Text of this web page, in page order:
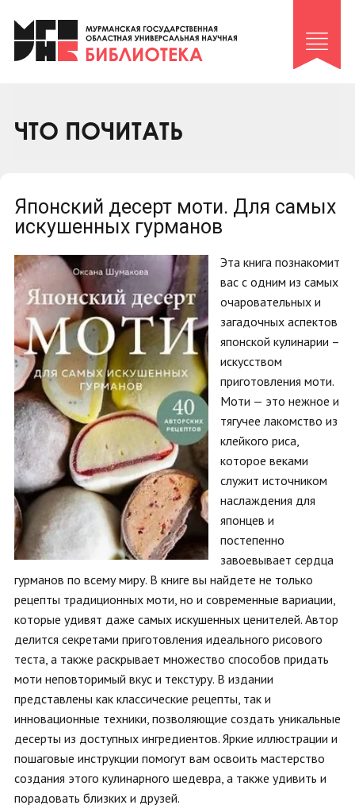
Клуб «Гиря и сельдерей»
Клуб «Семейный архив»
Коллегам
ЧТО ПОЧИТАТЬ
Японский десерт моти. Для самых
искушенных гурманов
Эта книга познакомит
вас с одним из самых
очаровательных и
загадочных аспектов
японской кулинарии –
искусством
приготовления моти.
Моти — это нежное и
тягучее лакомство из
клейкого риса,
которое веками
служит источником
наслаждения для
японцев и
постепенно
завоевывает сердца
гурманов по всему миру. В книге вы найдете не только
рецепты традиционных моти, но и современные вариации,
которые удивят даже самых искушенных ценителей. Автор
делится секретами приготовления идеального рисового
теста, а также раскрывает множество способов придать
моти неповторимый вкус и текстуру. В издании
представлены как классические рецепты, так и
инновационные техники, позволяющие создать уникальные
десерты из доступных ингредиентов. Яркие иллюстрации и
пошаговые инструкции помогут вам освоить мастерство
создания этого кулинарного шедевра, а также удивить и
порадовать близких и друзей.